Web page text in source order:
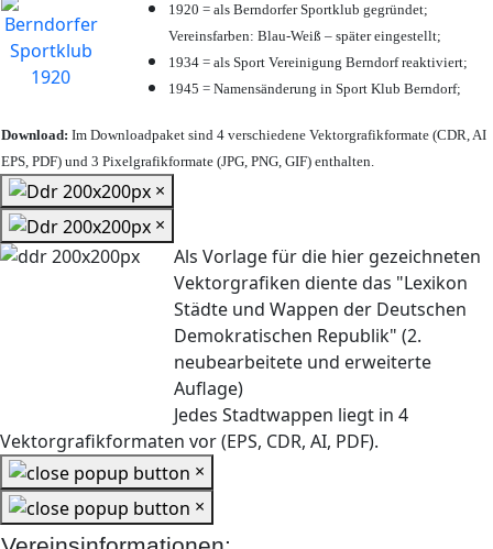
1920 = als Berndorfer Sportklub gegründet;
Vereinsfarben: Blau-Weiß – später eingestellt;
1934 = als Sport Vereinigung Berndorf reaktiviert;
1945 = Namensänderung in Sport Klub Berndorf;
Download: Im Downloadpaket sind 4 verschiedene Vektorgrafikformate (CDR, AI
EPS, PDF) und 3 Pixelgrafikformate (JPG, PNG, GIF) enthalten.
×
×
Als Vorlage für die hier gezeichneten
Vektorgrafiken diente das "Lexikon
Städte und Wappen der Deutschen
Demokratischen Republik" (2.
neubearbeitete und erweiterte
Auflage)
Jedes Stadtwappen liegt in 4
Vektorgrafikformaten vor (EPS, CDR, AI, PDF).
×
×